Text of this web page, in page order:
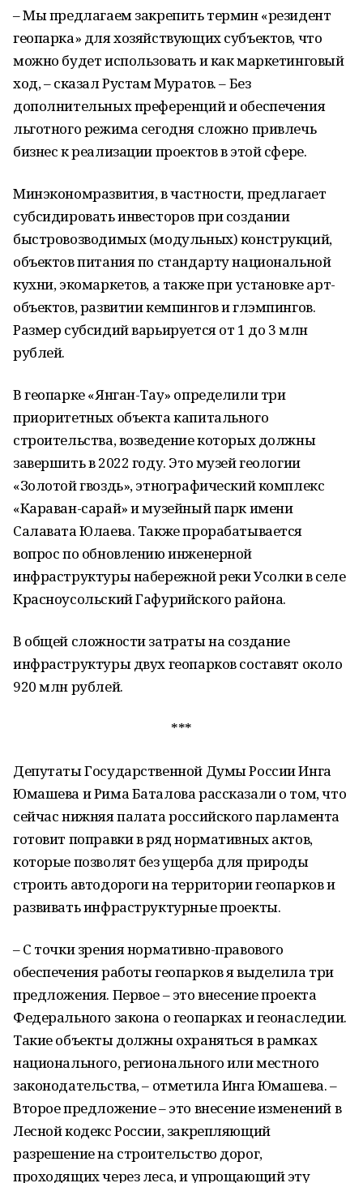
– Мы предлагаем закрепить термин «резидент
геопарка» для хозяйствующих субъектов, что
можно будет использовать и как маркетинговый
ход, – сказал Рустам Муратов. – Без
дополнительных преференций и обеспечения
льготного режима сегодня сложно привлечь
бизнес к реализации проектов в этой сфере.
Минэкономразвития, в частности, предлагает
субсидировать инвесторов при создании
быстровозводимых (модульных) конструкций,
объектов питания по стандарту национальной
кухни, экомаркетов, а также при установке арт-
объектов, развитии кемпингов и глэмпингов.
Размер субсидий варьируется от 1 до 3 млн
рублей.
В геопарке «Янган-Тау» определили три
приоритетных объекта капитального
строительства, возведение которых должны
завершить в 2022 году. Это музей геологии
«Золотой гвоздь», этнографический комплекс
«Караван-сарай» и музейный парк имени
Салавата Юлаева. Также прорабатывается
вопрос по обновлению инженерной
инфраструктуры набережной реки Усолки в селе
Красноусольский Гафурийского района.
В общей сложности затраты на создание
инфраструктуры двух геопарков составят около
920 млн рублей.
***
Депутаты Государственной Думы России Инга
Юмашева и Рима Баталова рассказали о том, что
сейчас нижняя палата российского парламента
готовит поправки в ряд нормативных актов,
которые позволят без ущерба для природы
строить автодороги на территории геопарков и
развивать инфраструктурные проекты.
– С точки зрения нормативно-правового
обеспечения работы геопарков я выделила три
предложения. Первое – это внесение проекта
Федерального закона о геопарках и геонаследии.
Такие объекты должны охраняться в рамках
национального, регионального или местного
законодательства, – отметила Инга Юмашева. –
Второе предложение – это внесение изменений в
Лесной кодекс России, закрепляющий
разрешение на строительство дорог,
проходящих через леса, и упрощающий эту